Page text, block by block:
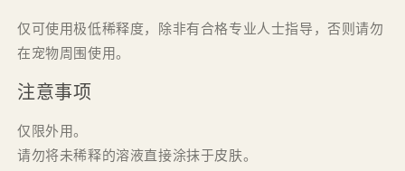
仅可使用极低稀释度，除非有合格专业人士指导，否则请勿
在宠物周围使用。
注意事项
仅限外用。
请勿将未稀释的溶液直接涂抹于皮肤。